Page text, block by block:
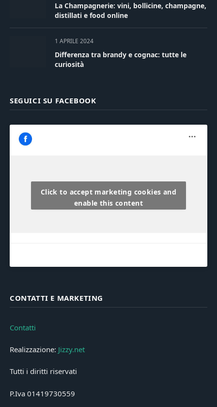
La Champagnerie: vini, bollicine, champagne,
distillati e food online
1 APRILE 2024
Differenza tra brandy e cognac: tutte le
curiosità
SEGUICI SU FACEBOOK
Click to accept marketing cookies and
enable this content
CONTATTI E MARKETING
Contatti
Realizzazione: Jizzy.net
Tutti i diritti riservati
P.Iva 01419730559